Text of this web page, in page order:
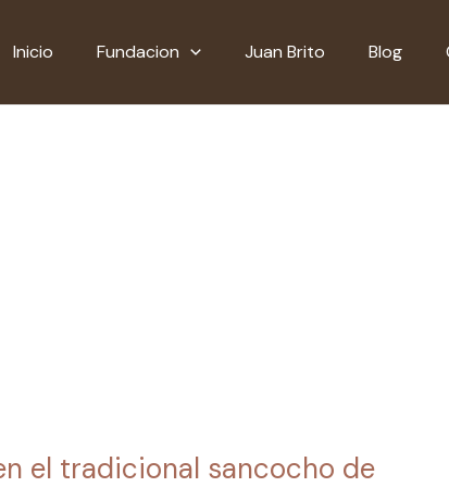
Inicio Fundacion Juan Brito Blog
el tradicional sancocho de